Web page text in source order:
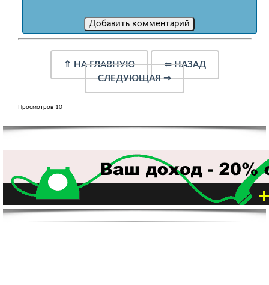
⇑ НА ГЛАВНУЮ ⇐НАЗАД
СЛЕДУЮЩАЯ⇒
Просмотров 10